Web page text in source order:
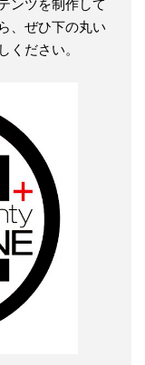
、ぜひ下の丸い
ださい。